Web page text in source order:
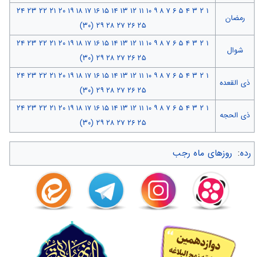
رمضان
۱ ۲ ۳ ۴ ۵ ۶ ۷ ۸ ۹ ۱۰ ۱۱ ۱۲ ۱۳ ۱۴ ۱۵ ۱۶ ۱۷ ۱۸ ۱۹ ۲۰ ۲۱ ۲۲ ۲۳ ۲۴
۲۵ ۲۶ ۲۷ ۲۸ ۲۹ (۳۰)
شوال
۱ ۲ ۳ ۴ ۵ ۶ ۷ ۸ ۹ ۱۰ ۱۱ ۱۲ ۱۳ ۱۴ ۱۵ ۱۶ ۱۷ ۱۸ ۱۹ ۲۰ ۲۱ ۲۲ ۲۳ ۲۴
۲۵ ۲۶ ۲۷ ۲۸ ۲۹ (۳۰)
ذی القعده
۱ ۲ ۳ ۴ ۵ ۶ ۷ ۸ ۹ ۱۰ ۱۱ ۱۲ ۱۳ ۱۴ ۱۵ ۱۶ ۱۷ ۱۸ ۱۹ ۲۰ ۲۱ ۲۲ ۲۳ ۲۴
۲۵ ۲۶ ۲۷ ۲۸ ۲۹ (۳۰)
ذی الحجه
۱ ۲ ۳ ۴ ۵ ۶ ۷ ۸ ۹ ۱۰ ۱۱ ۱۲ ۱۳ ۱۴ ۱۵ ۱۶ ۱۷ ۱۸ ۱۹ ۲۰ ۲۱ ۲۲ ۲۳ ۲۴
۲۵ ۲۶ ۲۷ ۲۸ ۲۹ (۳۰)
رده: روزهای ماه رجب